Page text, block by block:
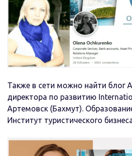
Также в сети можно найти блог
директора по развитию
Артемовск (Бахмут).
Институт туристического